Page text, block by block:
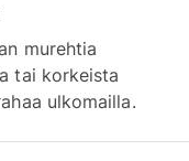
murehtia
tai korkeista
ulkomailla.